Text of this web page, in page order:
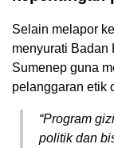
Selain melapor
menyurati Badan
Sumenep guna
pelanggaran etik
“Program
politik dan